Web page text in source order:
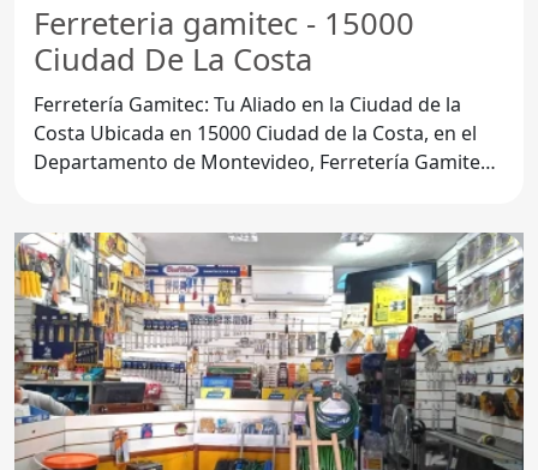
Ferreteria gamitec - 15000
Ciudad De La Costa
Ferretería Gamitec: Tu Aliado en la Ciudad de la
Costa Ubicada en 15000 Ciudad de la Costa, en el
Departamento de Montevideo, Ferretería Gamitec